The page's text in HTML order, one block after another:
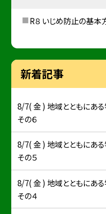
R８ いじめ防止の基本
新着記事
8/7( 金 ) 地域とともにある
その６
8/7( 金 ) 地域とともにある
その５
8/7( 金 ) 地域とともにある
その４